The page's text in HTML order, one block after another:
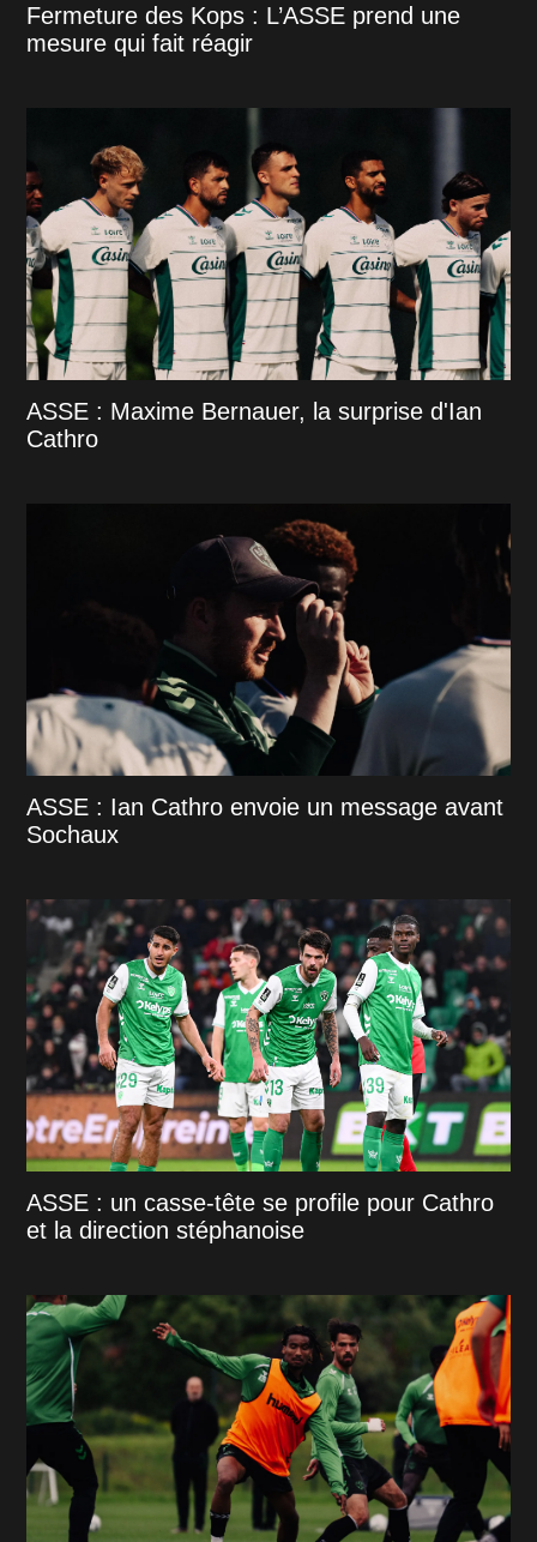
Fermeture des Kops : L’ASSE prend une
mesure qui fait réagir
ASSE : Maxime Bernauer, la surprise d'Ian
Cathro
ASSE : Ian Cathro envoie un message avant
Sochaux
ASSE : un casse-tête se profile pour Cathro
et la direction stéphanoise